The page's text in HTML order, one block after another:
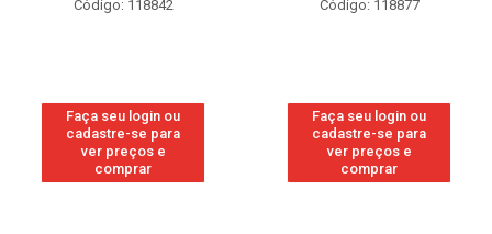
Código: 118842
Faça seu login ou
cadastre-se para
ver preços e
comprar
Código: 118877
Faça seu login ou
cadastre-se para
ver preços e
comprar